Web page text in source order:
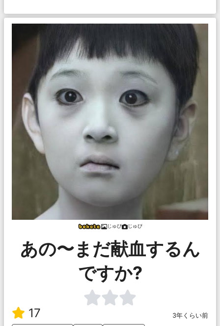
じゅぴ じゅぴ
あの〜まだ献血するん
ですか?
17
3年くらい前